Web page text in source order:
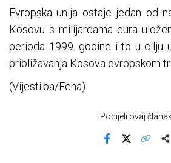
Evropska unija ostaje jedan od
Kosovu s milijardama eura
perioda 1999. godine i to u cilju
približavanja Kosova evropskom
(Vijesti.ba/Fena)
Podijeli ovaj